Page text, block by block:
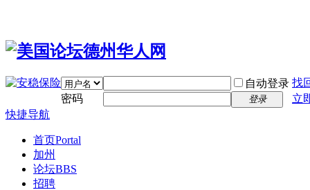
自动登录 找
密码
登录
立
快捷导航
首页Portal
加州
论坛BBS
招聘